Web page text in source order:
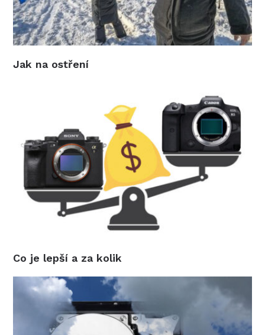
Jak na ostření
Co je lepší a za kolik